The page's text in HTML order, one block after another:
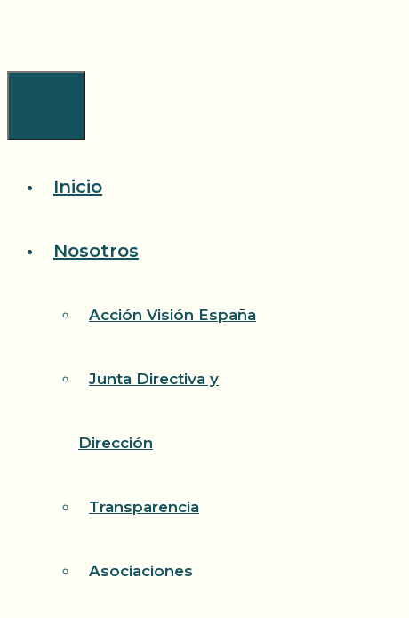
Inicio
Nosotros
Acción Visión España
Junta Directiva y
Dirección
Transparencia
Asociaciones